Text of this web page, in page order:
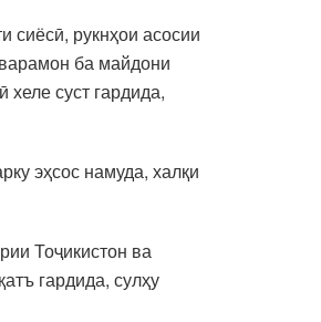
сиёсӣ, рукнҳои асосии
ба майдони
суст гардида,
эҳсос намуда, халқи
Тоҷикистон ва
гардида, сулҳу